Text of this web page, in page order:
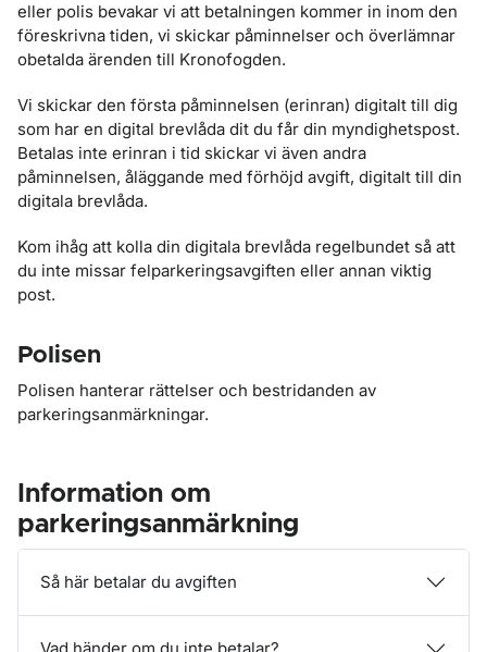
eller polis bevakar vi att betalningen kommer in inom den
föreskrivna tiden, vi skickar påminnelser och överlämnar
obetalda ärenden till Kronofogden.
Vi skickar den första påminnelsen (erinran) digitalt till dig
som har en digital brevlåda dit du får din myndighetspost.
Betalas inte erinran i tid skickar vi även andra
påminnelsen, åläggande med förhöjd avgift, digitalt till din
digitala brevlåda.
Kom ihåg att kolla din digitala brevlåda regelbundet så att
du inte missar felparkeringsavgiften eller annan viktig
post.
Polisen
Polisen hanterar rättelser och bestridanden av
parkeringsanmärkningar.
Information om
parkeringsanmärkning
Så här betalar du avgiften